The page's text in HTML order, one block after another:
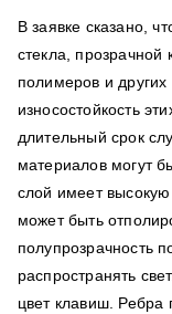
В заявке сказано,
стекла,
полимеров и
износостойкость
длительный срок
материалов могут
слой имеет высокую
может быть
полупрозрачность
распространять
цвет клавиш. Ребра